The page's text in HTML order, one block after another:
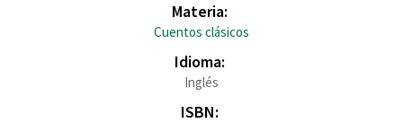
Materia:
Cuentos clásicos
Idioma:
Inglés
ISBN: